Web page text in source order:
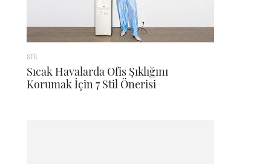
STİL
Sıcak Havalarda Ofis Şıklığını
Korumak İçin 7 Stil Önerisi